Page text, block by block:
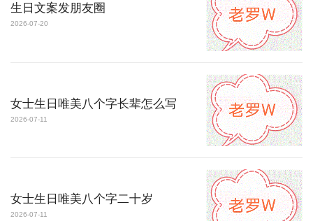
生日文案发朋友圈
2026-07-20
女士生日唯美八个字长辈怎么写
2026-07-11
女士生日唯美八个字二十岁
2026-07-11